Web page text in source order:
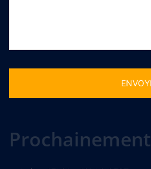
Prochainement